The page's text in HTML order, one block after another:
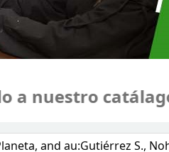
nuestro